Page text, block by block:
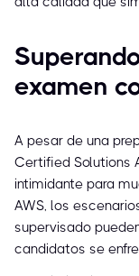
examen
A pesar de una
Certified Solutions
intimidante para
AWS, los
supervisado
candidatos se